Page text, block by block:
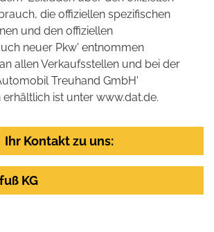
die offiziellen spezifischen
und den offiziellen
neuer Pkw' entnommen
allen Verkaufsstellen und bei der
Treuhand GmbH'
ist unter www.dat.de.
Ihr Kontakt zu uns:
KG